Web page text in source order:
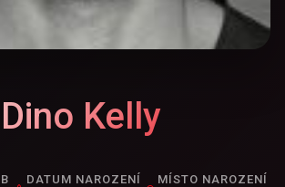
Dino Kelly
DATUM NAROZENÍ MÍSTO NAROZENÍ